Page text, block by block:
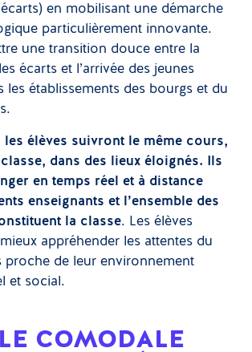
en mobilisant une démarche
particulièrement innovante.
une transition douce entre la
écarts et l’arrivée des jeunes
les établissements des bourgs et du
les élèves suivront le même cours,
dans des lieux éloignés. Ils
en temps réel et à distance
enseignants et l’ensemble des
la classe. Les élèves
appréhender les attentes du
proche de leur environnement
et social.
COMODALE